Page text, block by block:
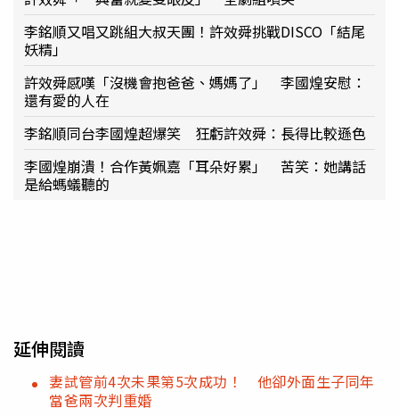
李銘順又唱又跳組大叔天團！許效舜挑戰DISCO「結尾
妖精」
許效舜感嘆「沒機會抱爸爸、媽媽了」 李國煌安慰：
還有愛的人在
李銘順同台李國煌超爆笑 狂虧許效舜：長得比較遜色
李國煌崩潰！合作黃姵嘉「耳朵好累」 苦笑：她講話
是給螞蟻聽的
延伸閱讀
妻試管前4次未果第5次成功！ 他卻外面生子同年
當爸兩次判重婚